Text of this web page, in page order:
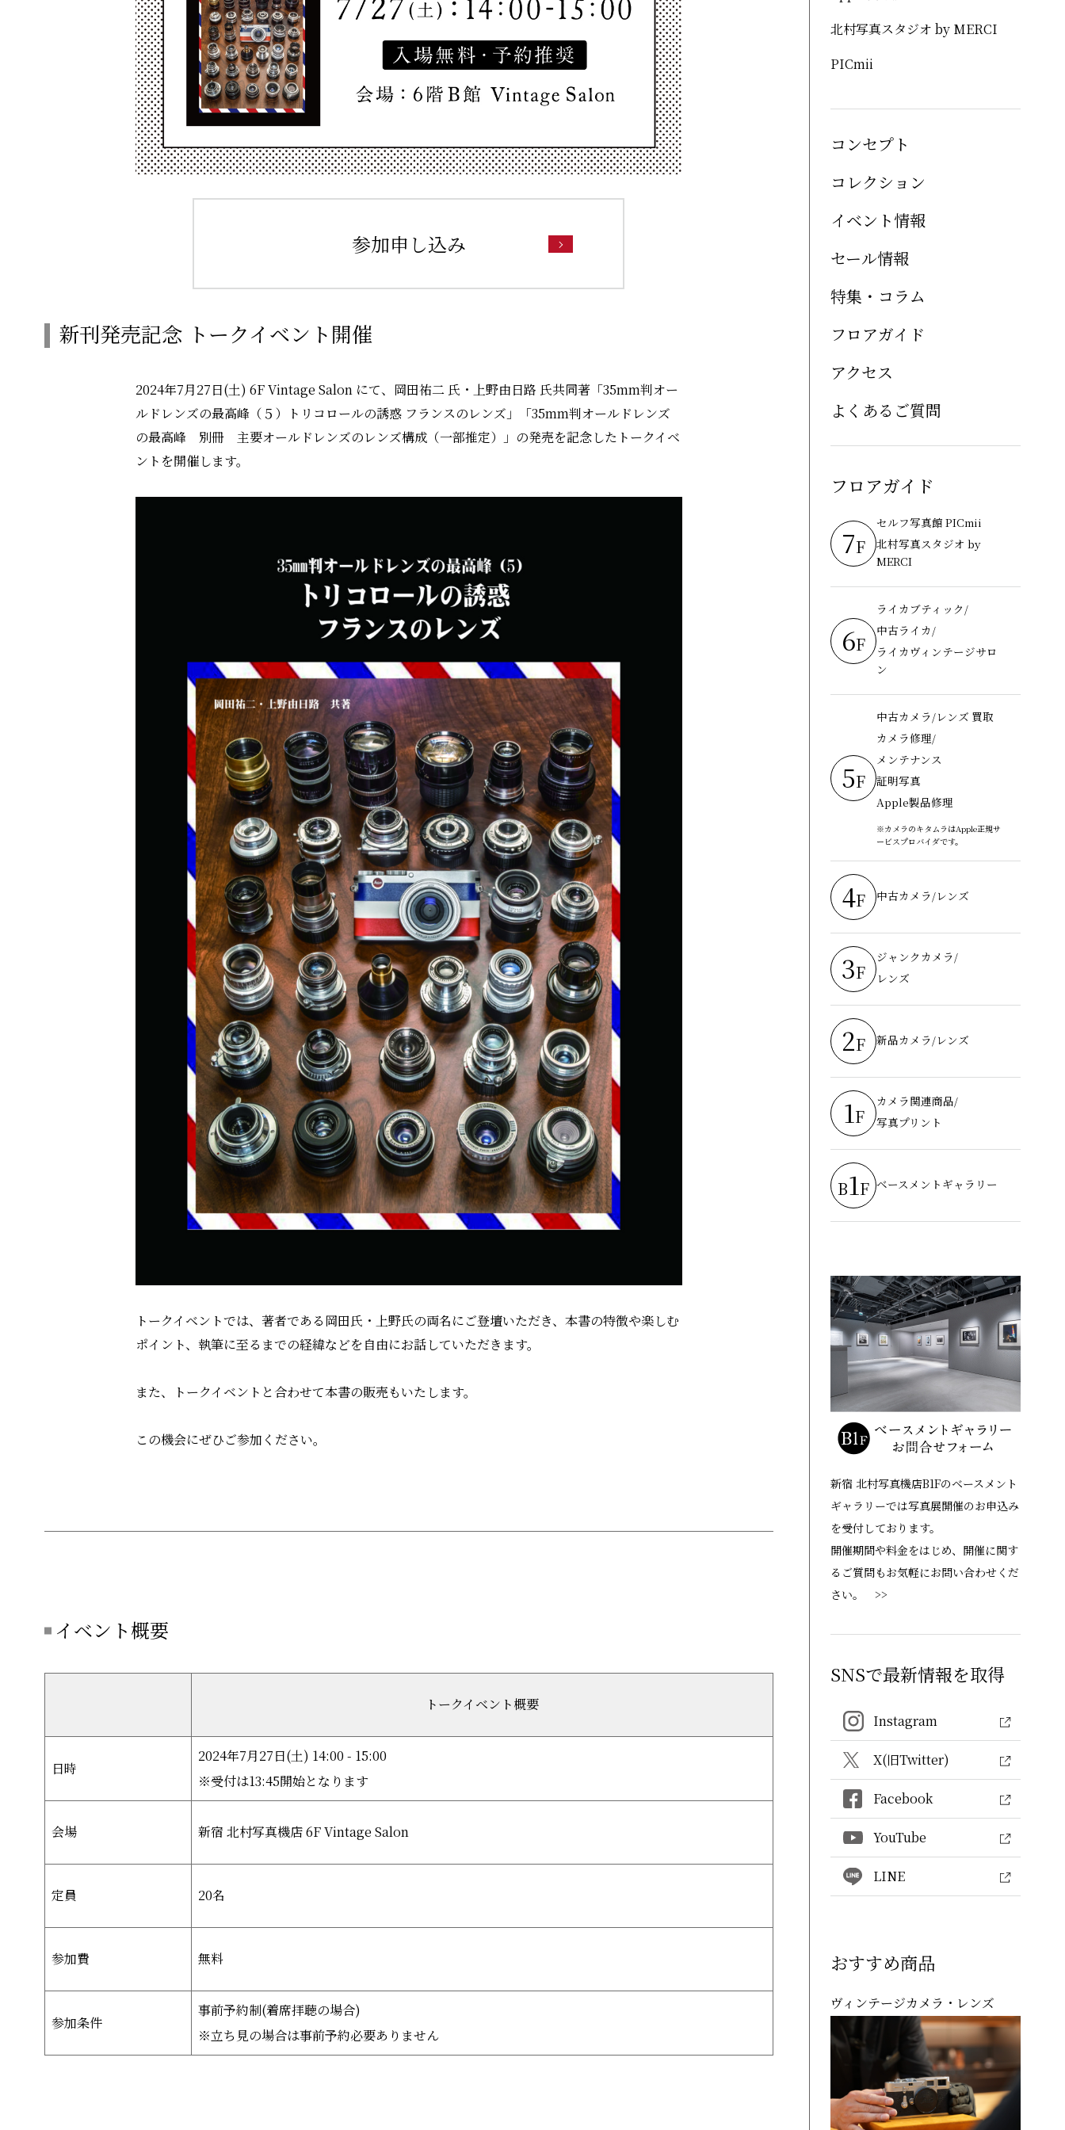
参加申し込み
新刊発売記念 トークイベント開催
2024年7月27日(土) 6F Vintage Salon にて、岡田祐二 氏・上野由日路 氏共同著「35mm判オー
ルドレンズの最高峰（５）トリコロールの誘惑 フランスのレンズ」「35mm判オールドレンズ
の最高峰 別冊 主要オールドレンズのレンズ構成（一部推定）」の発売を記念したトークイベ
ントを開催します。
トークイベントでは、著者である岡田氏・上野氏の両名にご登壇いただき、本書の特徴や楽しむ
ポイント、執筆に至るまでの経緯などを自由にお話していただきます。
また、トークイベントと合わせて本書の販売もいたします。
この機会にぜひご参加ください。
イベント概要
トークイベント概要
日時
2024年7月27日(土) 14:00 - 15:00
※受付は13:45開始となります
会場 新宿 北村写真機店 6F Vintage Salon
定員 20名
参加費 無料
参加条件
事前予約制(着席拝聴の場合)
※立ち見の場合は事前予約必要ありません
北村写真スタジオ by MERCI
PICmii
コンセプト
コレクション
イベント情報
セール情報
特集・コラム
フロアガイド
アクセス
よくあるご質問
フロアガイド
7F
セルフ写真館 PICmii
北村写真スタジオ by
MERCI
6F
ライカブティック/
中古ライカ/
ライカヴィンテージサロ
ン
5F
中古カメラ/レンズ 買取
カメラ修理/
メンテナンス
証明写真
Apple製品修理
※カメラのキタムラはApple正規サ
ービスプロバイダです。
4F 中古カメラ/レンズ
3F
ジャンクカメラ/
レンズ
2F 新品カメラ/レンズ
1 F
カメラ関連商品/
写真プリント
B1 F ベースメントギャラリー
新宿 北村写真機店B1Fのベースメント
ギャラリーでは写真展開催のお申込み
を受付しております。
開催期間や料金をはじめ、開催に関す
るご質問もお気軽にお問い合わせくだ
さい。 >>
SNSで最新情報を取得
Instagram
X(旧Twitter)
Facebook
YouTube
LINE
おすすめ商品
ヴィンテージカメラ・レンズ